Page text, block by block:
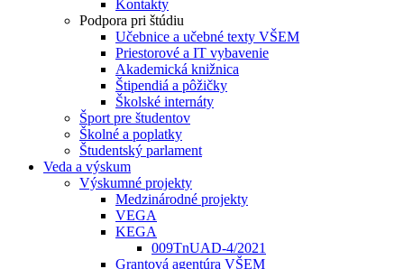
Kontakty
Podpora pri štúdiu
Učebnice a učebné texty VŠEM
Priestorové a IT vybavenie
Akademická knižnica
Štipendiá a pôžičky
Školské internáty
Šport pre študentov
Školné a poplatky
Študentský parlament
Veda a výskum
Výskumné projekty
Medzinárodné projekty
VEGA
KEGA
009TnUAD-4/2021
Grantová agentúra VŠEM